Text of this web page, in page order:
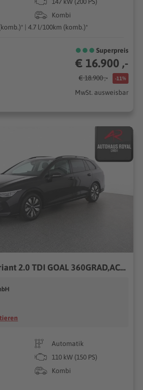
Kombi
| 4.7 l/100km (komb.)*
Superpreis
€ 16.900 ,-
€ 18.900 ,- -11%
MwSt. ausweisbar
VW Golf VIII Variant 2.0 TDI GOAL 360GRAD,ACC,AHK
Automatik
110 kW (150 PS)
Kombi